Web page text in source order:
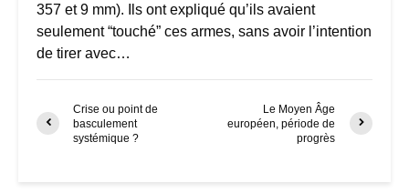
357 et 9 mm). Ils ont expliqué qu’ils avaient
seulement “touché” ces armes, sans avoir l’intention
de tirer avec…
Crise ou point de
basculement
systémique ?
Le Moyen Âge
européen, période de
progrès